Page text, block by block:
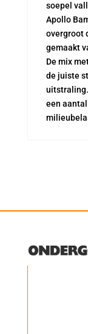
soepel
Apollo
overgroot
gemaakt
De mix
de juiste
een